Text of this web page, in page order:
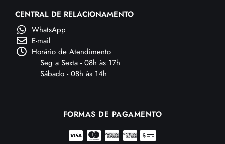
CENTRAL DE RELACIONAMENTO
WhatsApp
E-mail
Horário de Atendimento
Seg a Sexta - 08h às 17h
Sábado - 08h às 14h
FORMAS DE PAGAMENTO